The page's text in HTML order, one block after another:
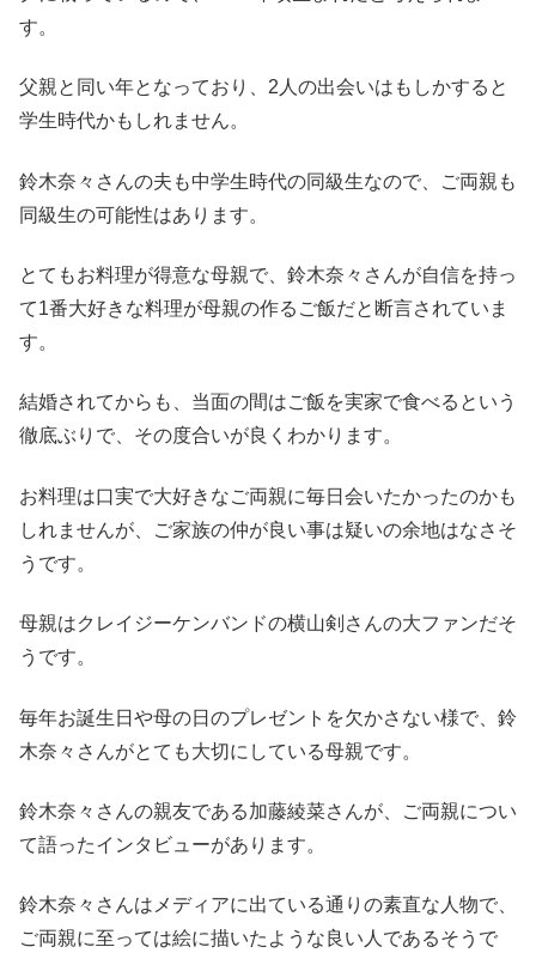
す。
父親と同い年となっており、2人の出会いはもしかすると
学生時代かもしれません。
鈴木奈々さんの夫も中学生時代の同級生なので、ご両親も
同級生の可能性はあります。
とてもお料理が得意な母親で、鈴木奈々さんが自信を持っ
て1番大好きな料理が母親の作るご飯だと断言されていま
す。
結婚されてからも、当面の間はご飯を実家で食べるという
徹底ぶりで、その度合いが良くわかります。
お料理は口実で大好きなご両親に毎日会いたかったのかも
しれませんが、ご家族の仲が良い事は疑いの余地はなさそ
うです。
母親はクレイジーケンバンドの横山剣さんの大ファンだそ
うです。
毎年お誕生日や母の日のプレゼントを欠かさない様で、鈴
木奈々さんがとても大切にしている母親です。
鈴木奈々さんの親友である加藤綾菜さんが、ご両親につい
て語ったインタビューがあります。
鈴木奈々さんはメディアに出ている通りの素直な人物で、
ご両親に至っては絵に描いたような良い人であるそうで